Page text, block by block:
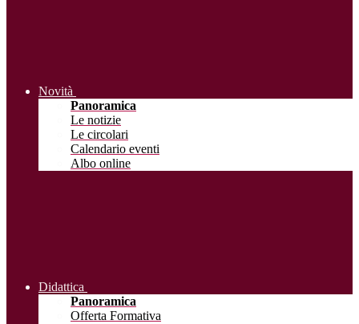
Novità
Panoramica
Le notizie
Le circolari
Calendario eventi
Albo online
Didattica
Panoramica
Offerta Formativa